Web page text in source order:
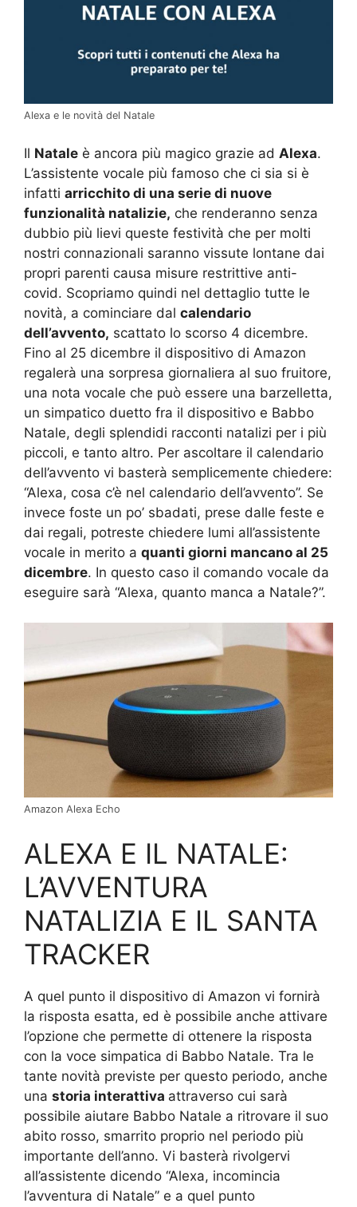
Alexa e le novità del Natale
Il Natale è ancora più magico grazie ad Alexa.
L’assistente vocale più famoso che ci sia si è
infatti arricchito di una serie di nuove
funzionalità natalizie, che renderanno senza
dubbio più lievi queste festività che per molti
nostri connazionali saranno vissute lontane dai
propri parenti causa misure restrittive anti-
covid. Scopriamo quindi nel dettaglio tutte le
novità, a cominciare dal calendario
dell’avvento, scattato lo scorso 4 dicembre.
Fino al 25 dicembre il dispositivo di Amazon
regalerà una sorpresa giornaliera al suo fruitore,
una nota vocale che può essere una barzelletta,
un simpatico duetto fra il dispositivo e Babbo
Natale, degli splendidi racconti natalizi per i più
piccoli, e tanto altro. Per ascoltare il calendario
dell’avvento vi basterà semplicemente chiedere:
“Alexa, cosa c’è nel calendario dell’avvento”. Se
invece foste un po’ sbadati, prese dalle feste e
dai regali, potreste chiedere lumi all’assistente
vocale in merito a quanti giorni mancano al 25
dicembre. In questo caso il comando vocale da
eseguire sarà “Alexa, quanto manca a Natale?”.
Amazon Alexa Echo
ALEXA E IL NATALE:
L’AVVENTURA
NATALIZIA E IL SANTA
TRACKER
A quel punto il dispositivo di Amazon vi fornirà
la risposta esatta, ed è possibile anche attivare
l’opzione che permette di ottenere la risposta
con la voce simpatica di Babbo Natale. Tra le
tante novità previste per questo periodo, anche
una storia interattiva attraverso cui sarà
possibile aiutare Babbo Natale a ritrovare il suo
abito rosso, smarrito proprio nel periodo più
importante dell’anno. Vi basterà rivolgervi
all’assistente dicendo “Alexa, incomincia
l’avventura di Natale” e a quel punto